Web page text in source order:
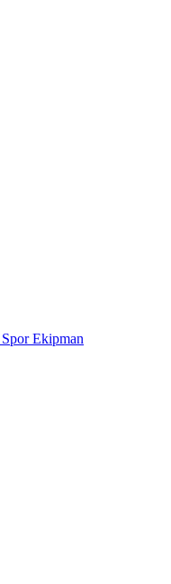
Spor Ekipman